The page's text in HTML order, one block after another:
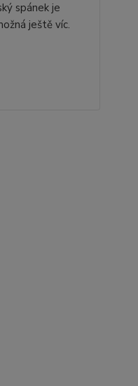
spánek je
ještě víc.